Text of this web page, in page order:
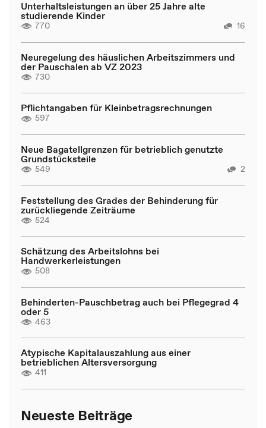
Unterhaltsleistungen an über 25 Jahre alte
studierende Kinder
770 16
Neuregelung des häuslichen Arbeitszimmers und
der Pauschalen ab VZ 2023
730
Pflichtangaben für Kleinbetragsrechnungen
597
Neue Bagatellgrenzen für betrieblich genutzte
Grundstücksteile
549 2
Feststellung des Grades der Behinderung für
zurückliegende Zeiträume
524
Schätzung des Arbeitslohns bei
Handwerkerleistungen
508
Behinderten-Pauschbetrag auch bei Pflegegrad 4
oder 5
463
Atypische Kapitalauszahlung aus einer
betrieblichen Altersversorgung
411
Neueste Beiträge